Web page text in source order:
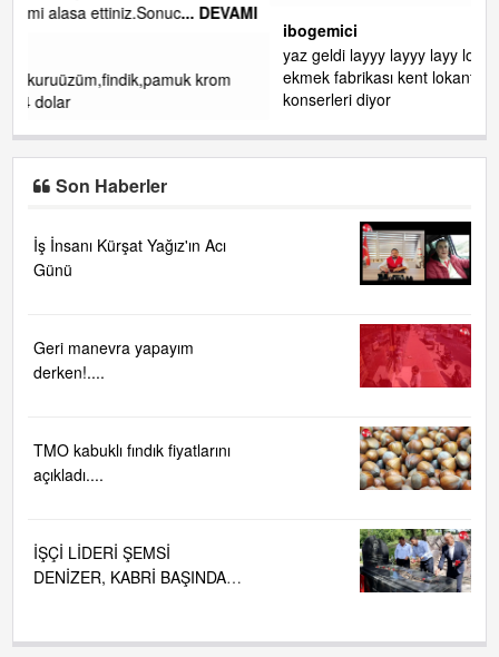
yaz geldi layyy layyy layy lom festivalleri başladı biz halk
ekmek fabrikası kent lokantası diyoruz ağacum yaz
konserleri diyor
Son Haberler
İş İnsanı Kürşat Yağız'ın Acı
Günü
Geri manevra yapayım
derken!....
TMO kabuklı fındık fiyatlarını
açıkladı....
İŞÇİ LİDERİ ŞEMSİ
DENİZER, KABRİ BAŞINDA